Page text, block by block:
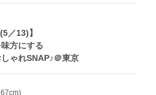
／13)】
方にする
ゃれSNAP♪＠東京